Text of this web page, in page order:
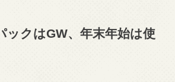
ックはGW、年末年始は使